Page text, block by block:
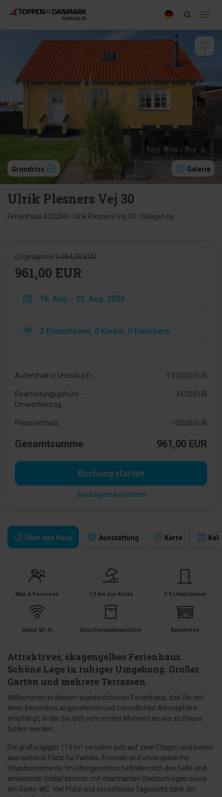
Grundriss Galerie
Ulrik Plesners Vej 30
Ferienhaus 020284 • Ulrik Plesners Vej 30 • Skagen by
Über das Haus Ausstattung Karte
Max 6 Personen 1,3 km zur Küste 3 Schlafzimmer
Gratis Wi-Fi Geschirrspülmaschine Kaminofen
Attraktives, skagengelbes Ferienhaus.
Schöne Lage in ruhiger Umgebung. Großer
Garten und mehrere Terrassen.
Willkommen in diesem wunderschönen Ferienhaus, das Sie mit
einer besonders angenehmen und freundlichen Atmosphäre
empfängt, in der Sie sich vom ersten Moment an wie zu Hause
fühlen werden.
Die großzügigen 114 m² verteilen sich auf zwei Etagen und bieten
ausreichend Platz für Familie, Freunde und unvergessliche
Urlaubsmomente. Im Obergeschoss befinden sich drei helle und
einladende Schlafzimmer mit charmanten Dachschrägen sowie
ein Gäste-WC. Viel Platz und ein schönes Tageslicht dank der
Originalpreis 1.064,00 EUR
961,00 EUR
Aufenthalt in Unterkunft 1.030,00 EUR
Bearbeitungsgebühr -
Umweltbeitrag
34,00 EUR
Preisnachlass -103,00 EUR
Gesamtsumme 961,00 EUR
Buchung starten
Suchagent einrichten